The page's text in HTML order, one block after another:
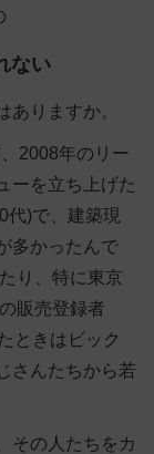
ない
りますか。
2008年のリー
ーを立ち上げた
代)で、建築現
多かったんで
り、特に東京
販売登録者
ときはビック
さんたちから若
その人たちをカ